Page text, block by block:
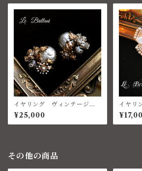
イヤリング ヴィンテージパ
ール、ヴィンテージパーツ、ベ
ネチアングラス
¥25,000
イヤリ
キー
ーコイ
その他の商品